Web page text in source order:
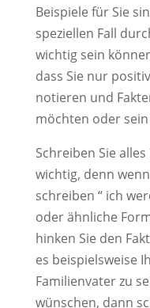
Beispiele für Sie
speziellen Fall
wichtig sein
dass Sie nur
notieren und
möchten oder
Schreiben Sie
wichtig, denn
schreiben “ ich
oder ähnliche
hinken Sie den
es beispielsweise
Familienvater zu
wünschen, dann